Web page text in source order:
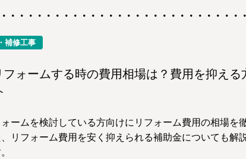
補修工事
フォームする時の費用相場は？費用を抑える
ームを検討している方向けにリフォーム費用の相場を
リフォーム費用を安く抑えられる補助金についても解